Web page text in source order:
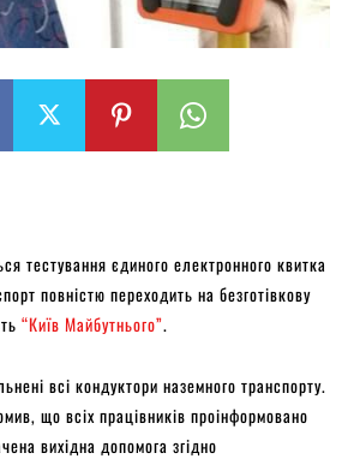
тестування єдиного електронного квитка
повністю переходить на безготівкову
“Київ Майбутнього”.
всі кондуктори наземного транспорту.
що всіх працівників проінформовано
вихідна допомога згідно